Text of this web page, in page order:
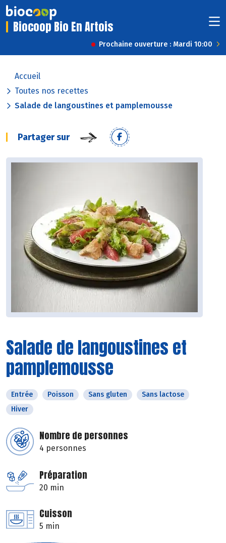
Biocoop Bio En Artois
Prochaine ouverture : Mardi 10:00
Accueil
Toutes nos recettes
Salade de langoustines et pamplemousse
Partager sur
Salade de langoustines et
pamplemousse
Entrée Poisson Sans gluten
Sans lactose
Hiver
Nombre de personnes
4 personnes
Préparation
20 min
Cuisson
5 min